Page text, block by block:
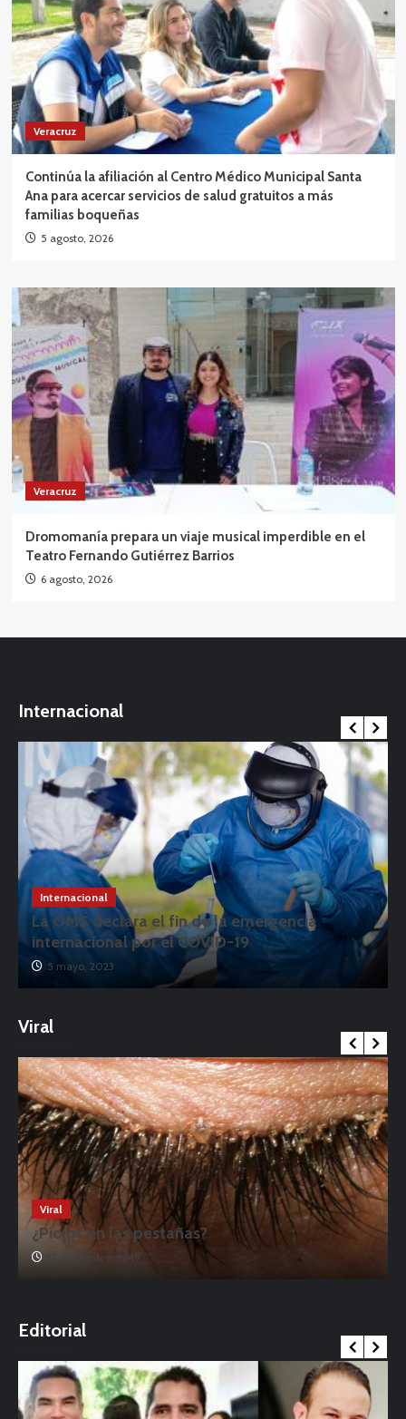
Veracruz
Continúa la afiliación al Centro Médico Municipal Santa
Ana para acercar servicios de salud gratuitos a más
familias boqueñas
5 agosto, 2026
Veracruz
Dromomanía prepara un viaje musical imperdible en el
Teatro Fernando Gutiérrez Barrios
6 agosto, 2026
Internacional
Internacional
La OMS declara el fin de la emergencia
internacional por el COVID-19
5 mayo, 2023
Viral
Viral
¿Piojos en las pestañas?
17 noviembre, 2019
Editorial